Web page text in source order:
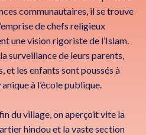
communautaires, il se trouve
de chefs religieux
une vision rigoriste de l’Islam.
surveillance de leurs parents,
et les enfants sont poussés à
à l’école publique.
du village, on aperçoit vite la
hindou et la vaste section